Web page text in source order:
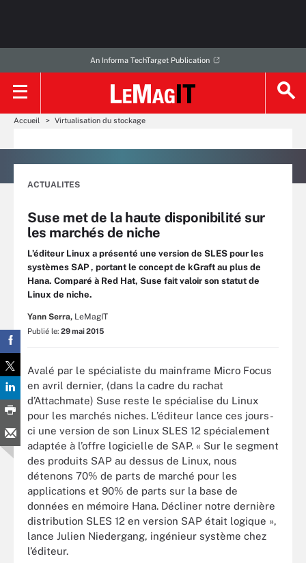
An Informa TechTarget Publication
Accueil Virtualisation du stockage
ACTUALITES
Suse met de la haute disponibilité sur
les marchés de niche
L’éditeur Linux a présenté une version de SLES pour les
systèmes SAP , portant le concept de kGraft au plus de
Hana. Comparé à Red Hat, Suse fait valoir son statut de
Linux de niche.
Yann Serra, LeMagIT
Publié le: 29 mai 2015
Avalé par le spécialiste du mainframe Micro Focus
en avril dernier, (dans la cadre du rachat
d’Attachmate) Suse reste le spécialise du Linux
pour les marchés niches. L’éditeur lance ces jours-
ci une version de son Linux SLES 12 spécialement
adaptée à l’offre logicielle de SAP. « Sur le segment
des produits SAP au dessus de Linux, nous
détenons 70% de parts de marché pour les
applications et 90% de parts sur la base de
données en mémoire Hana. Décliner notre dernière
distribution SLES 12 en version SAP était logique »,
lance Julien Niedergang, ingénieur système chez
l’éditeur.